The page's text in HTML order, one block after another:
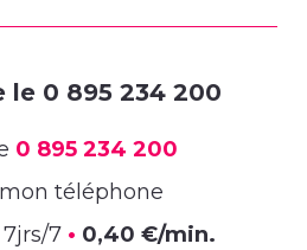
le 0 895 234 200
0 895 234 200
téléphone
7 • 0,40 €/min.